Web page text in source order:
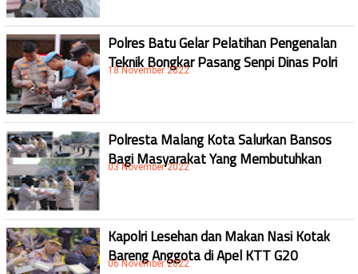
Polres Batu Gelar Pelatihan Pengenalan
Teknik Bongkar Pasang Senpi Dinas Polri
18 November 2022
Polresta Malang Kota Salurkan Bansos
Bagi Masyarakat Yang Membutuhkan
03 November 2022
Kapolri Lesehan dan Makan Nasi Kotak
Bareng Anggota di Apel KTT G20
06 November 2022